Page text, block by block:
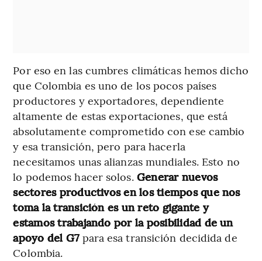
Por eso en las cumbres climáticas hemos dicho
que Colombia es uno de los pocos países
productores y exportadores, dependiente
altamente de estas exportaciones, que está
absolutamente comprometido con ese cambio
y esa transición, pero para hacerla
necesitamos unas alianzas mundiales. Esto no
lo podemos hacer solos.Generar nuevos
sectores productivos en los tiempos que nos
toma la transición es un reto gigante y
estamos trabajando por la posibilidad de un
apoyo del G7 para esa transición decidida de
Colombia.